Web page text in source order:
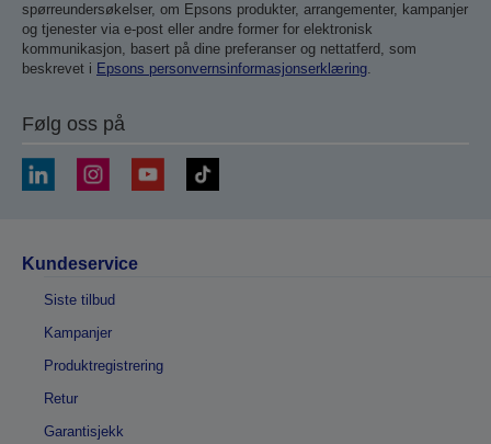
spørreundersøkelser, om Epsons produkter, arrangementer, kampanjer
og tjenester via e-post eller andre former for elektronisk
kommunikasjon, basert på dine preferanser og nettatferd, som
beskrevet i Epsons personvernsinformasjonserklæring.
Følg oss på
Kundeservice
Siste tilbud
Kampanjer
Produktregistrering
Retur
Garantisjekk